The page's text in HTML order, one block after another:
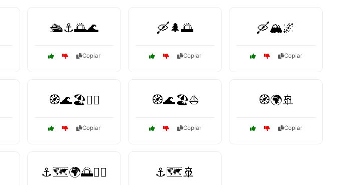
🛳️⚓🌅🌊
Copiar
🛶🌲🌅
Copiar
🛶🏔️🌌
Copiar
🧭🌊🏖️🏴‍☠️
Copiar
🧭🌊🏖️⛵
Copiar
🧭🌍🚢
Copiar
⚓🗺️🌍🌅🏄‍♀️ ⚓🗺️🚢